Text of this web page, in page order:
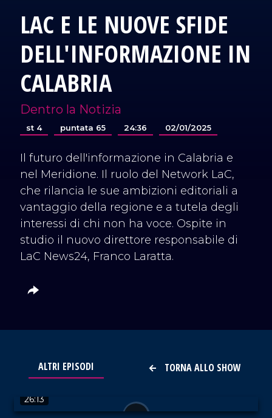
LAC E LE NUOVE SFIDE
DELL'INFORMAZIONE IN
CALABRIA
Dentro la Notizia
st 4 puntata 65 24:36 02/01/2025
Il futuro dell'informazione in Calabria e
nel Meridione. Il ruolo del Network LaC,
che rilancia le sue ambizioni editoriali a
vantaggio della regione e a tutela degli
interessi di chi non ha voce. Ospite in
studio il nuovo direttore responsabile di
LaC News24, Franco Laratta.
TORNA ALLO SHOW
ALTRI EPISODI
26:13
VAI AL TITOLO